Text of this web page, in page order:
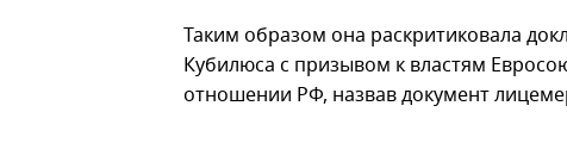
Таким образом она раскритиковала
Кубилюса с призывом к властям
отношении РФ, назвав документ